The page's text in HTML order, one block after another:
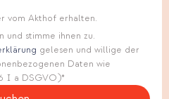
vom Akthof erhalten.
und stimme ihnen zu.
gelesen und willige der
Daten wie
I a DSGVO)*